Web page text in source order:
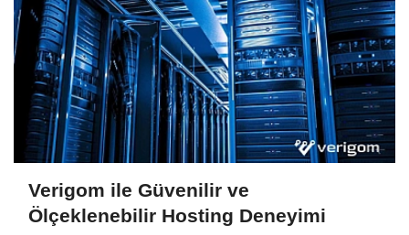
Verigom ile Güvenilir ve
Ölçeklenebilir Hosting Deneyimi